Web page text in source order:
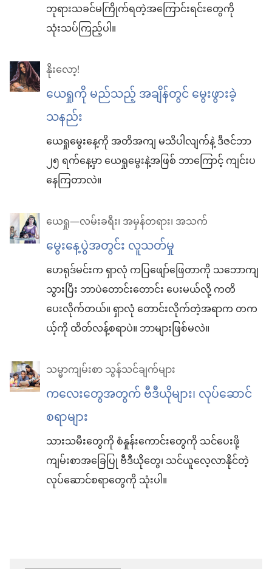
ဘုရားသခင်မကြိုက်ရတဲ့အကြောင်းရင်းတွေကို
သုံးသပ်ကြည့်ပါ။
နိုးလော့!
ယေရှုကို မည်သည့် အချိန်တွင် မွေးဖွားခဲ့
သနည်း
ယေရှုမွေးနေ့ကို အတိအကျ မသိပါလျက်နဲ့ ဒီဇင်ဘာ
၂၅ ရက်နေ့မှာ ယေရှုမွေးနဲ့အဖြစ် ဘာကြောင့် ကျင်းပ
နေကြတာလဲ။
ယေရှု—လမ်းခရီး၊ အမှန်တရား၊ အသက်
မွေးနေ့ပွဲအတွင်း လူသတ်မှု
ဟေရုဒ်မင်းက ရှာလုံ ကပြဖျော်ဖြေတာကို သဘောကျ
သွားပြီး ဘာပဲတောင်းတောင်း ပေးမယ်လို့ ကတိ
ပေးလိုက်တယ်။ ရှာလုံ တောင်းလိုက်တဲ့အရာက တက
ယ့်ကို ထိတ်လန့်စရာပဲ။ ဘာများဖြစ်မလဲ။
သမ္မာကျမ်းစာ သွန်သင်ချက်များ
ကလေးတွေအတွက် ဗီဒီယိုများ၊ လုပ်ဆောင်
စရာများ
သားသမီးတွေကို စံနှုန်းကောင်းတွေကို သင်ပေးဖို့
ကျမ်းစာအခြေပြု ဗီဒီယိုတွေ၊ သင်ယူလေ့လာနိုင်တဲ့
လုပ်ဆောင်စရာတွေကို သုံးပါ။